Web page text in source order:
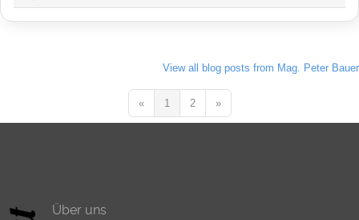
View all blog posts from Mag. Peter Bauer
« 1 2 »
Über uns